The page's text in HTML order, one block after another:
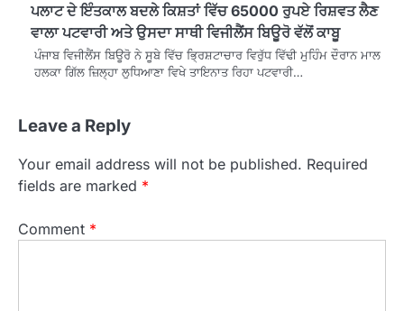
ਪਲਾਟ ਦੇ ਇੰਤਕਾਲ ਬਦਲੇ ਕਿਸ਼ਤਾਂ ਵਿੱਚ 65000 ਰੁਪਏ ਰਿਸ਼ਵਤ ਲੈਣ
ਵਾਲਾ ਪਟਵਾਰੀ ਅਤੇ ਉਸਦਾ ਸਾਥੀ ਵਿਜੀਲੈਂਸ ਬਿਊਰੋ ਵੱਲੋਂ ਕਾਬੂ
ਪੰਜਾਬ ਵਿਜੀਲੈਂਸ ਬਿਊਰੋ ਨੇ ਸੂਬੇ ਵਿੱਚ ਭ੍ਰਿਸ਼ਟਾਚਾਰ ਵਿਰੁੱਧ ਵਿੱਢੀ ਮੁਹਿੰਮ ਦੌਰਾਨ ਮਾਲ
ਹਲਕਾ ਗਿੱਲ ਜ਼ਿਲ੍ਹਾ ਲੁਧਿਆਣਾ ਵਿਖੇ ਤਾਇਨਾਤ ਰਿਹਾ ਪਟਵਾਰੀ…
Leave a Reply
Your email address will not be published. Required
fields are marked *
Comment *